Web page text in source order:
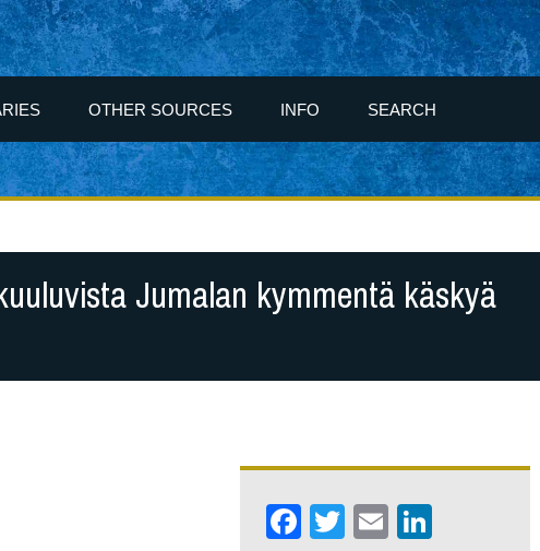
OTHER SOURCES INFO SEARCH
Jumalan kymmentä käskyä
Facebook
Twitter
EmailLinkedIn